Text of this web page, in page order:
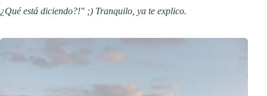
¿Qué está diciendo?!" ;) Tranquilo, ya te explico.